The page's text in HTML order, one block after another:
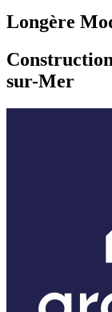
Longère
sur-Mer